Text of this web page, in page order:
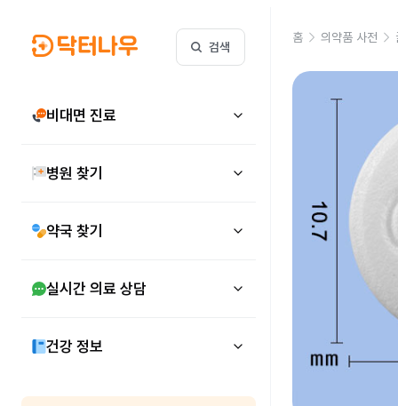
검색
비대면 진료
병원 찾기
약국 찾기
실시간 의료 상담
건강 정보
홈 의약품 사전